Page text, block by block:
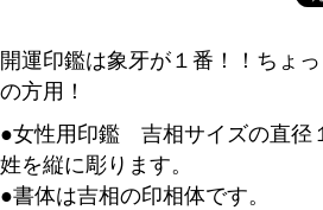
開運印鑑は象牙が１番！！ちょ
の方用！
●女性用印鑑 吉相サイズの直径
姓を縦に彫ります。
●書体は吉相の印相体です。